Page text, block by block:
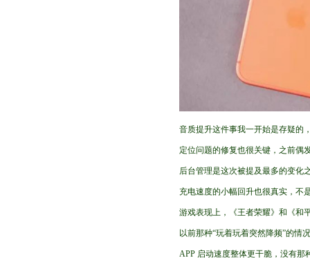
音质提升这件事我一开始是存疑的
定位问题的修复也很关键，之前偶
后台管理是这次被提及最多的变化
充电速度的小幅回升也很真实，不
游戏表现上，《王者荣耀》和《和
以前那种“玩着玩着突然降频”的情
APP 启动速度整体更干脆，没有